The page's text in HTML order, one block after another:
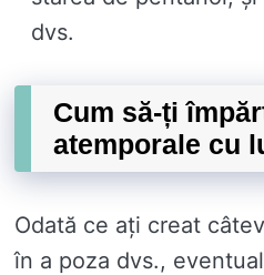
dvs.
Cum să-ți
atemporale cu
Odată ce ați creat
în a poza dvs.,